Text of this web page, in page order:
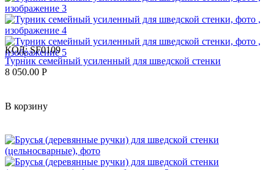
КОД: SF0109
Турник семейный усиленный для шведской стенки
8 050.00 Р
В корзину